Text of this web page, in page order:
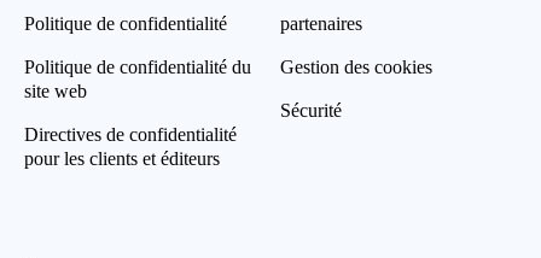
Politique de confidentialité
Politique de confidentialité du
site web
Directives de confidentialité
pour les clients et éditeurs
partenaires
Gestion des cookies
Sécurité